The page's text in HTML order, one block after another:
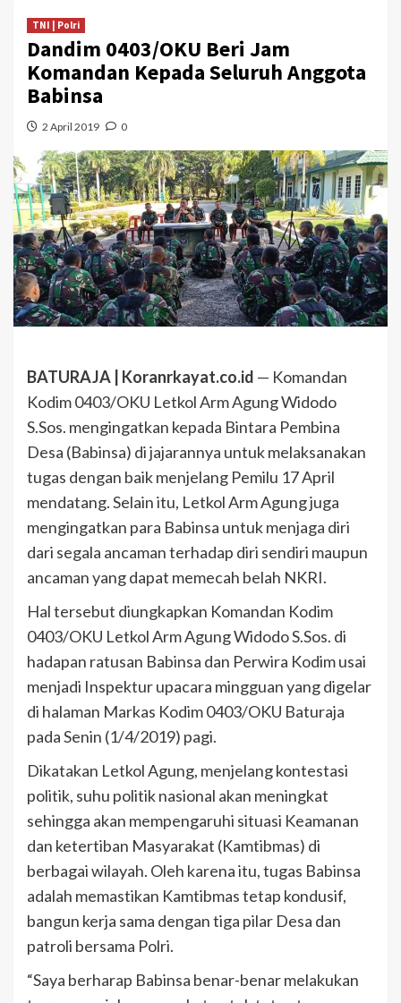
TNI | Polri
Dandim 0403/OKU Beri Jam
Komandan Kepada Seluruh Anggota
Babinsa
2 April 2019 0
BATURAJA | Koranrkayat.co.id — Komandan
Kodim 0403/OKU Letkol Arm Agung Widodo
S.Sos. mengingatkan kepada Bintara Pembina
Desa (Babinsa) di jajarannya untuk melaksanakan
tugas dengan baik menjelang Pemilu 17 April
mendatang. Selain itu, Letkol Arm Agung juga
mengingatkan para Babinsa untuk menjaga diri
dari segala ancaman terhadap diri sendiri maupun
ancaman yang dapat memecah belah NKRI.
Hal tersebut diungkapkan Komandan Kodim
0403/OKU Letkol Arm Agung Widodo S.Sos. di
hadapan ratusan Babinsa dan Perwira Kodim usai
menjadi Inspektur upacara mingguan yang digelar
di halaman Markas Kodim 0403/OKU Baturaja
pada Senin (1/4/2019) pagi.
Dikatakan Letkol Agung, menjelang kontestasi
politik, suhu politik nasional akan meningkat
sehingga akan mempengaruhi situasi Keamanan
dan ketertiban Masyarakat (Kamtibmas) di
berbagai wilayah. Oleh karena itu, tugas Babinsa
adalah memastikan Kamtibmas tetap kondusif,
bangun kerja sama dengan tiga pilar Desa dan
patroli bersama Polri.
“Saya berharap Babinsa benar-benar melakukan